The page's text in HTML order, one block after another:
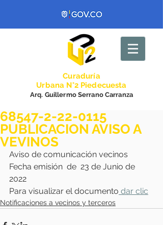
Curaduría
Urbana N°2 Piedecuesta
Arq. Guillermo Serrano Carranza
68547-2-22-0115
PUBLICACION AVISO A
VEVINOS
Aviso de comunicación vecinos
Fecha emisión  de  23 de Junio de
2022
Para visualizar el documento dar clic
Notificaciones a vecinos y terceros